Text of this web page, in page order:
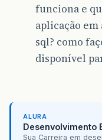
funciona e
aplicação em
sql? como
disponível
ALURA
Desenvolvimento
Sua Carreira em